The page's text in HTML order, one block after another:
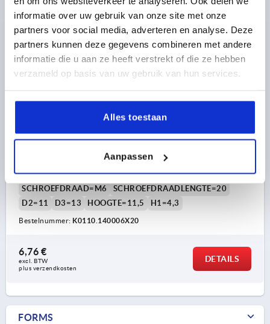
informatie over uw gebruik van onze site met onze
partners voor social media, adverteren en analyse. Deze
partners kunnen deze gegevens combineren met andere
informatie die u aan ze heeft verstrekt of die ze hebben
verzameld op basis van uw gebruik van hun services.
Alles toestaan
Aanpassen
K0110
D=M06X20, H=11,5, POLYAMIDE ANTRACIETGRIJS
RAL7021, BEST:RVS 1.4404
D1=15
SOORT SCHROEFDRAAD=BUITENDRAAD
SCHROEFDRAAD=M6
SCHROEFDRAADLENGTE=20
D2=11
D3=13 HOOGTE=11,5 H1=4,3
Bestelnummer: K0110.140006X20
6,76 €
excl. BTW
plus verzendkosten
DETAILS
FORMS